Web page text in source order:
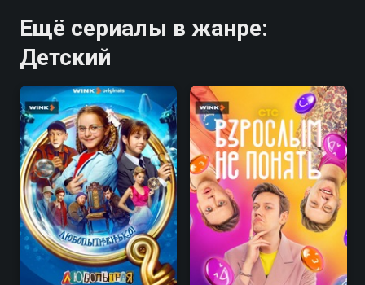
Ещё сериалы в жанре:
Детский